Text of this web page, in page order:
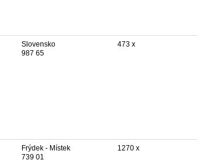
Slovensko
987 65
473 x
Frýdek - Místek
739 01
1270 x